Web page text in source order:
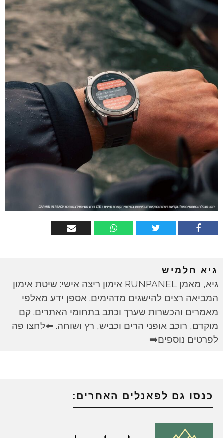
גיא חלמיש
גיא, מאמן RUNPANEL אימון ריצה אישי: שיטת אימון
המביאה רצים להישגים מדהימים. אספן ידע מאלפי
מאמרים והכשרות שערך וכתב בתחומי האתרים. קם
מוקדם, רוכב אופני הרים וכביש, רץ ושוחה. ⬅️לחצו פה
לפרטים נוספים➡️
כנסו גם לפאנלים האחרים: